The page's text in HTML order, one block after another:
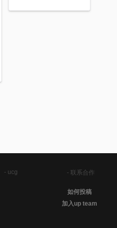
- ucg - 联系合作
如何投稿
加入up team